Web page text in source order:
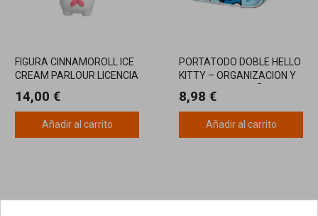
FIGURA CINNAMOROLL ICE
CREAM PARLOUR LICENCIA
14,00 €
Añadir al carrito
PORTATODO DOBLE HELLO
KITTY – ORGANIZACION Y
8,98 €
Añadir al carrito